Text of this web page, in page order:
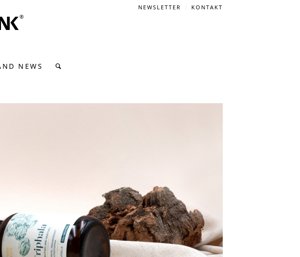
NEWSLETTER KONTAKT
NEWS